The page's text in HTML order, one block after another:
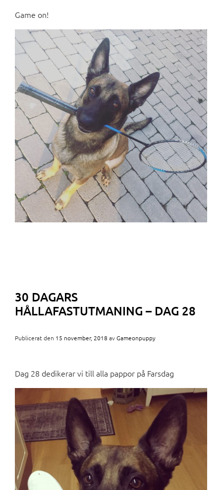
Game on!
30 DAGARS
HÅLLAFASTUTMANING – DAG 28
Publicerat den 15 november, 2018 avGameonpuppy
Dag 28 dedikerar vi till alla pappor på Farsdag